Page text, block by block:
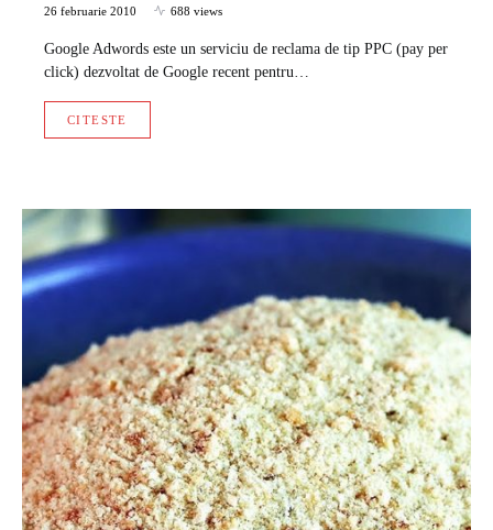
26 februarie 2010 688 views
Google Adwords este un serviciu de reclama de tip PPC (pay per
click) dezvoltat de Google recent pentru…
CITESTE